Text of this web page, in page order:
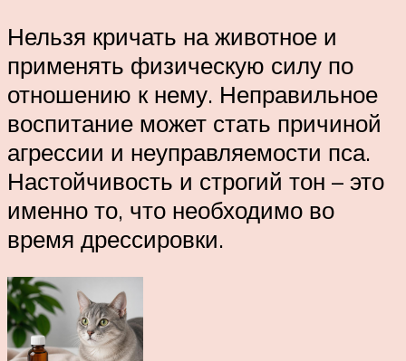
Нельзя кричать на животное и
применять физическую силу по
отношению к нему. Неправильное
воспитание может стать причиной
агрессии и неуправляемости пса.
Настойчивость и строгий тон – это
именно то, что необходимо во
время дрессировки.